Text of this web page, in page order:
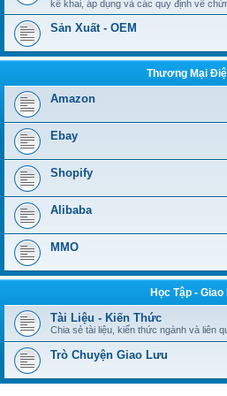
kê khai, áp dụng và các quy định về
Sản Xuất - OEM
Thương Mại
Amazon
Ebay
Shopify
Alibaba
MMO
Học Tập -
Tài Liệu - Kiến Thức
Chia sẻ tài liệu, kiến thức ngành và liên
Trò Chuyện Giao Lưu